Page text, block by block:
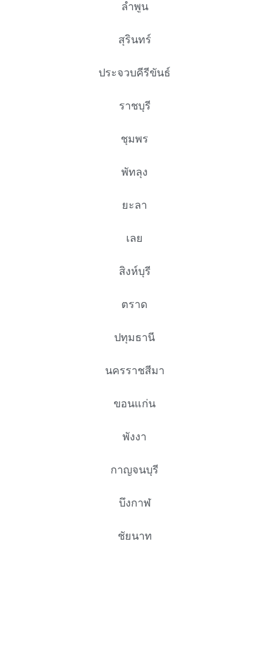
ลำพูน
สุรินทร์
ประจวบคีรีขันธ์
ราชบุรี
ชุมพร
พัทลุง
ยะลา
เลย
สิงห์บุรี
ตราด
ปทุมธานี
นครราชสีมา
ขอนแก่น
พังงา
กาญจนบุรี
บึงกาฬ
ชัยนาท